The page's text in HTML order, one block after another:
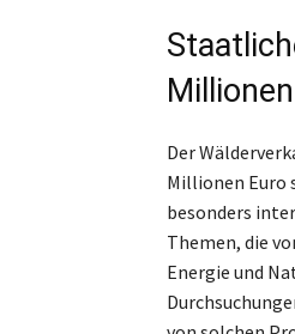
Der
Millionen Euro
besonders
Themen, die
Energie und